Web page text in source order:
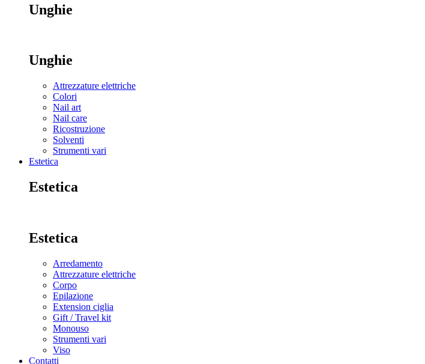
Unghie
Unghie
Attrezzature elettriche
Colori
Nail art
Nail care
Ricostruzione
Solventi
Strumenti vari
Estetica
Estetica
Estetica
Arredamento
Attrezzature elettriche
Corpo
Epilazione
Extension ciglia
Gift / Travel kit
Monouso
Strumenti vari
Viso
Contatti